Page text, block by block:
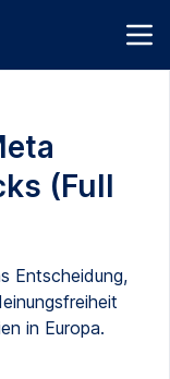
(Full
Entscheidung,
in Europa.